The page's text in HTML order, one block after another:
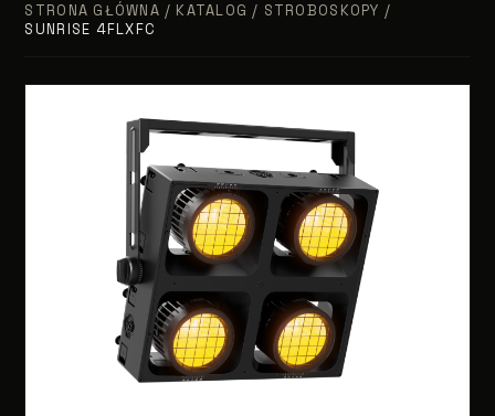
STRONA GŁÓWNA / KATALOG / STROBOSKOPY /
SUNRISE 4FLXFC